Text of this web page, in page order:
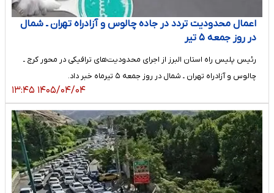
اعمال محدودیت تردد در جاده چالوس و آزادراه تهران ـ شمال
در روز جمعه ۵ تیر
رئیس پلیس راه استان البرز از اجرای محدودیت‌های ترافیکی در محور کرج ـ
چالوس و آزادراه تهران ـ شمال در روز جمعه ۵ تیرماه خبر داد.
۱۴۰۵/۰۴/۰۴ ۱۳:۴۵